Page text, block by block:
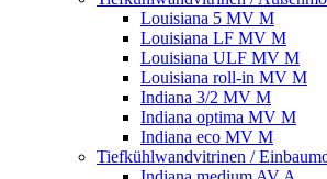
Louisiana 5 MV M
Louisiana LF MV M
Louisiana ULF MV M
Louisiana roll-in MV M
Indiana 3/2 MV M
Indiana optima MV M
Indiana eco MV M
Tiefkühlwandvitrinen /